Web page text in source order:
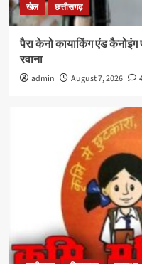
खेल छत्तीसगढ़
पैरा केनो कायाकिंग एंड कैनोइंग
रवाना
admin August 7, 2026